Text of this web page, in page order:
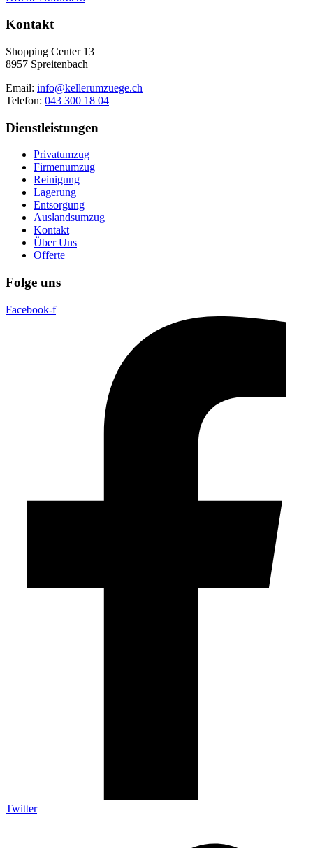
Kontakt
Shopping Center 13
8957 Spreitenbach
Email: info@kellerumzuege.ch
Telefon: 043 300 18 04
Dienstleistungen
Privatumzug
Firmenumzug
Reinigung
Lagerung
Entsorgung
Auslandsumzug
Kontakt
Über Uns
Offerte
Folge uns
Facebook-f
Twitter